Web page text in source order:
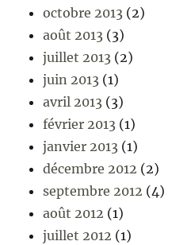
octobre 2013 (2)
août 2013 (3)
juillet 2013 (2)
juin 2013 (1)
avril 2013 (3)
février 2013 (1)
janvier 2013 (1)
décembre 2012 (2)
septembre 2012 (4)
août 2012 (1)
juillet 2012 (1)